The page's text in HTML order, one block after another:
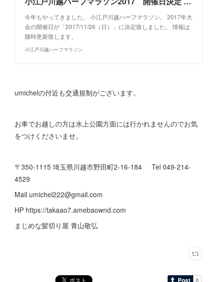
今年もやってきました。 小江戸川越ハーフマラソン。 2017年大
会の開催日が「2017/11/26（日）」に決定致しました。 情報は
随時更新致します。
小江戸川越ハーフマラソン
umichelの付近も交通規制がございます。
お車でお越しの方は水上公園方面には行かれませんのでお気
をつけくださいませ。
〒350-1115 埼玉県川越市野田町2-16-184 Tel 049-214-
4529
Mail umichel222@gmail.com
HP https://takaao7.amebaownd.com
まじめな髪切り屋 青山敬弘